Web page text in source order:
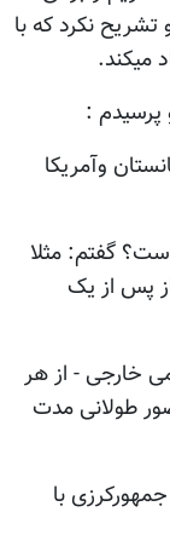
نکرد که با
میکند.
پرسیدم :
وآمریکا
گفتم: مثلا
پس از یک
خارجی - از هر
طولانی مدت
با